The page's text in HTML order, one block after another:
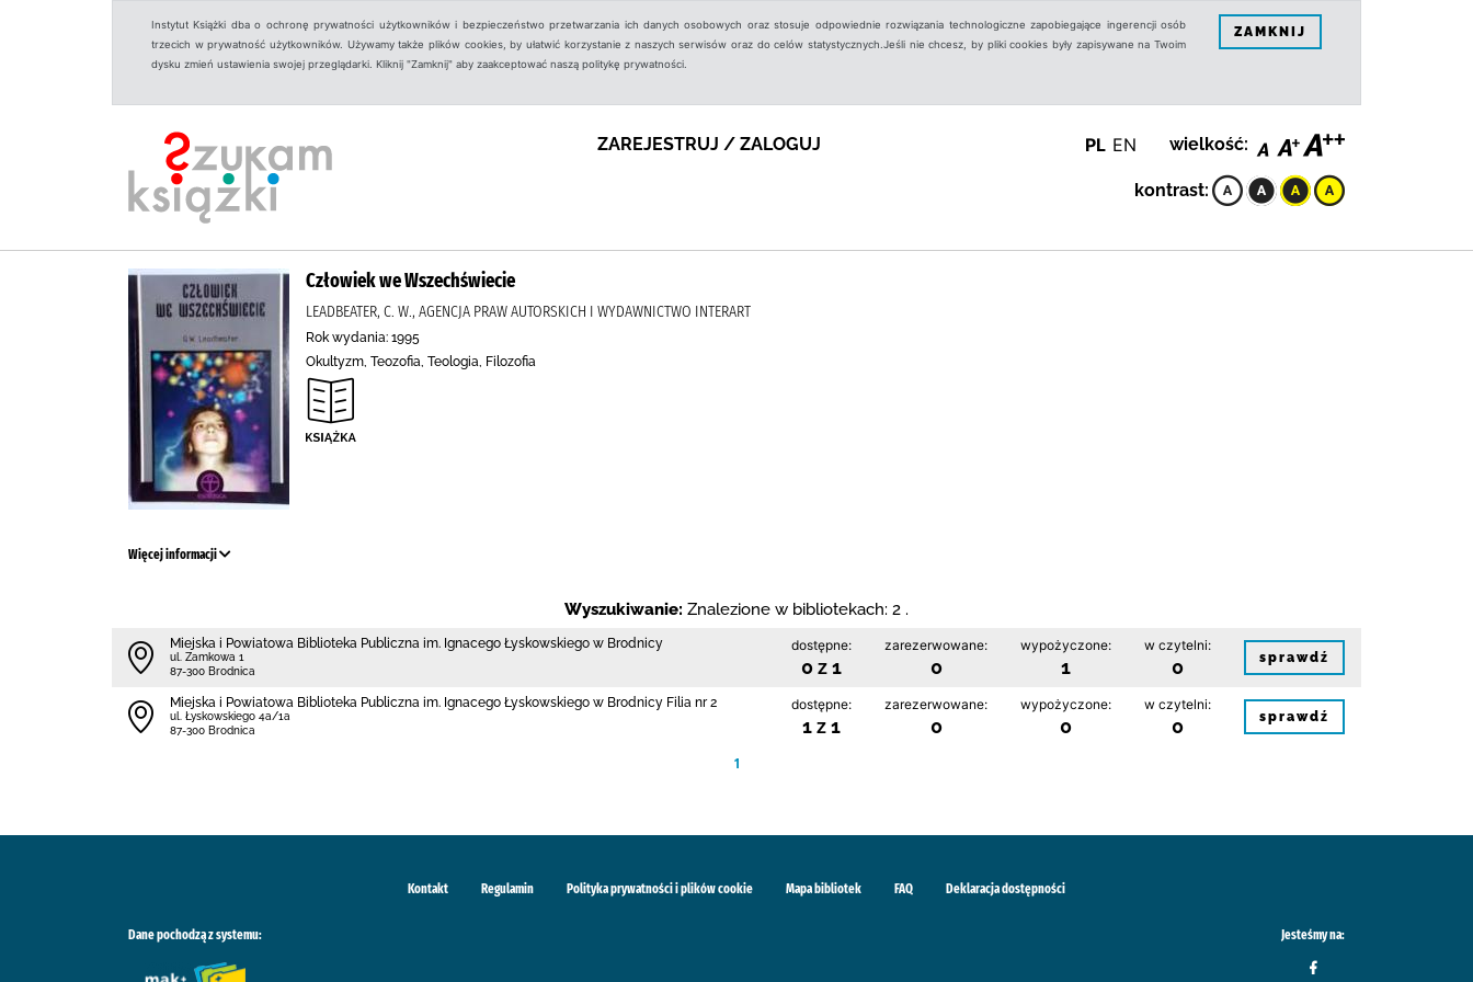
Instytut Książki dba o ochronę prywatności użytkowników i bezpieczeństwo przetwarzania ich danych osobowych oraz stosuje odpowiednie rozwiązania technologiczne zapobiegające ingerencji osób
trzecich w prywatność użytkowników. Używamy także plików cookies, by ułatwić korzystanie z naszych serwisów oraz do celów statystycznych.Jeśli nie chcesz, by pliki cookies były zapisywane na Twoim
dysku zmień ustawienia swojej przeglądarki. Kliknij "Zamknij" aby zaakceptować naszą politykę prywatności.
ZAMKNIJ
ZAREJESTRUJ / ZALOGUJ PL EN wielkość:
kontrast:
Człowiek we Wszechświecie
LEADBEATER, C. W., AGENCJA PRAW AUTORSKICH I WYDAWNICTWO INTERART
Rok wydania: 1995
Okultyzm, Teozofia, Teologia, Filozofia
Więcej informacji
Wyszukiwanie: Znalezione w bibliotekach: 2 .
Miejska i Powiatowa Biblioteka Publiczna im. Ignacego Łyskowskiego w Brodnicy
ul. Zamkowa 1
87-300 Brodnica
dostępne:
0 z 1
zarezerwowane:
0
wypożyczone:
1
w czytelni:
0 sprawdź
Miejska i Powiatowa Biblioteka Publiczna im. Ignacego Łyskowskiego w Brodnicy Filia nr 2
ul. Łyskowskiego 4a/1a
87-300 Brodnica
dostępne:
1 z 1
zarezerwowane:
0
wypożyczone:
0
w czytelni:
0 sprawdź
1
Kontakt Regulamin Polityka prywatności i plików cookie Mapa bibliotek FAQ Deklaracja dostępności
Dane pochodzą z systemu: Jesteśmy na: